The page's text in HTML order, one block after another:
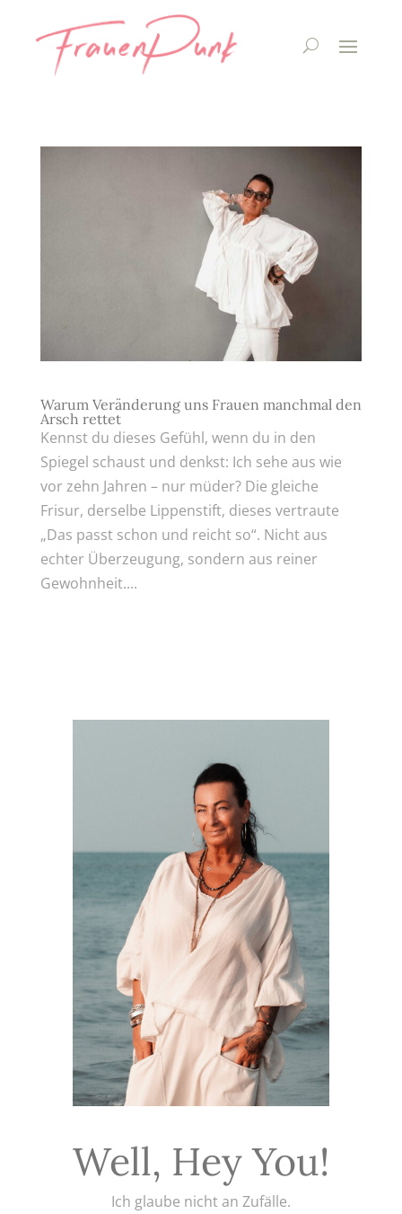
Warum Veränderung uns Frauen manchmal den
Arsch rettet
Kennst du dieses Gefühl, wenn du in den
Spiegel schaust und denkst: Ich sehe aus wie
vor zehn Jahren – nur müder? Die gleiche
Frisur, derselbe Lippenstift, dieses vertraute
„Das passt schon und reicht so“. Nicht aus
echter Überzeugung, sondern aus reiner
Gewohnheit....
Well, Hey You!
Ich glaube nicht an Zufälle.